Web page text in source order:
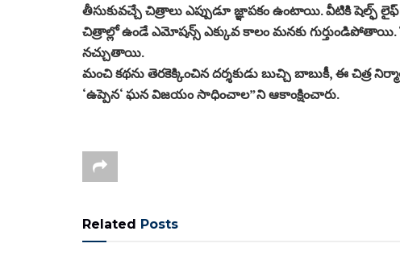
తీసుకువచ్చే చిత్రాలు ఎప్పుడూ జ్ఞాపకం ఉంటాయి. వీటికి షెల్ఫ్ లైఫ్
చిత్రాల్లో ఉండే ఎమోషన్స్ ఎక్కువ కాలం మనకు గుర్తుండిపోతాయి.
నచ్చుతాయి.
మంచి కథను తెరకెక్కించిన దర్శకుడు బుచ్చి బాబుకీ, ఈ చిత్ర
‘ఉప్పెన‘ ఘన విజయం సాధించాల”ని ఆకాంక్షించారు.
Related Posts